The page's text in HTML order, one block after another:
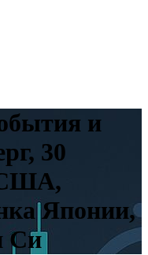
и
30
Японии,
Си